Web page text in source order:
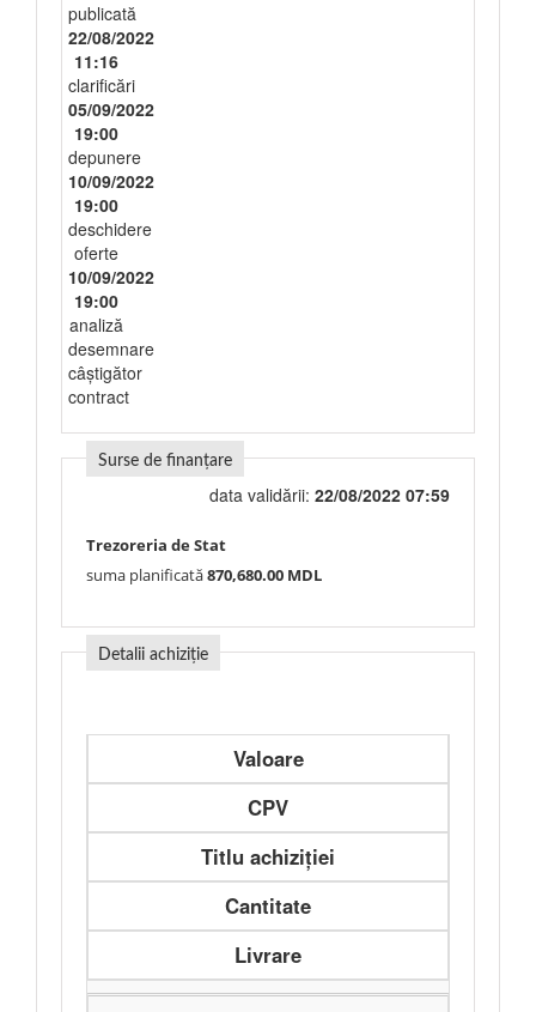
publicată
22/08/2022
11:16
clarificări
05/09/2022
19:00
depunere
10/09/2022
19:00
deschidere
oferte
10/09/2022
19:00
analiză
desemnare
câștigător
contract
Surse de finanțare
data validării: 22/08/2022 07:59
Trezoreria de Stat
suma planificată870,680.00 MDL
Detalii achiziție
Valoare
CPV
Titlu achiziției
Cantitate
Livrare